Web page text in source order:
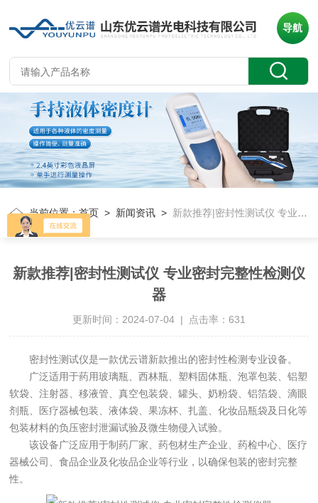
导航
当前位置：首页 > 新闻资讯 > 新款推荐|密封性测试仪 专业密封完整性检测仪器
新款推荐|密封性测试仪 专业密封完整性检测仪
器
更新时间：2024-07-04 | 点击率：631
密封性测试仪是一款优云谱新款推出的密封性检测专业设备。
广泛适用于药用玻璃瓶、西林瓶、塑料固体瓶、泡罩包装、铝塑
软袋、注射器、移液管、真空包装袋、罐头、奶粉袋、铝箔袋、滴眼
剂瓶、医疗器械包装、液体袋、果冻杯、扎盖、化妆品瓶袋及日化等
包装材料的负压密封泄漏试验及微生物侵入试验。
该设备广泛应用于制药厂家、药包材生产企业、药检中心、医疗
器械公司、食品企业及化妆品企业等行业，以确保包装的密封完整
性。